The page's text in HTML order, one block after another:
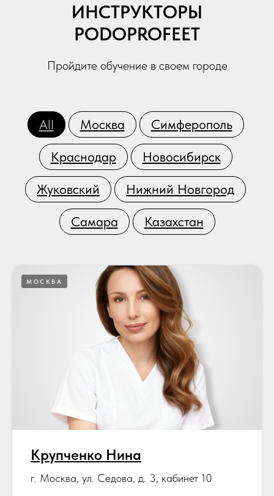
ИНСТРУКТОРЫ
PODOPROFEET
Пройдите обучение в своем городе
All Москва Симферополь
Краснодар Новосибирск
Жуковский Нижний Новгород
Самара Казахстан
МОСКВА
Крупченко Нина
г. Москва, ул. Седова, д. 3, кабинет 10